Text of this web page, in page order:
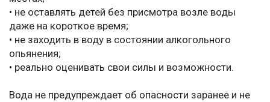
• не оставлять детей без присмотра возле воды
даже на короткое время;
• не заходить в воду в состоянии алкогольного
опьянения;
• реально оценивать свои силы и возможности.
Вода не предупреждает об опасности заранее и не